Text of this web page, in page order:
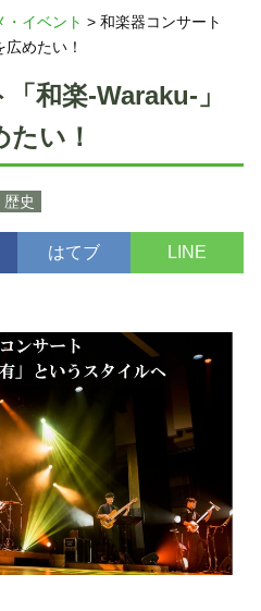
・イベント > 和楽器コンサート
めたい！
和楽-Waraku-」
い！
史
はてブ LINE